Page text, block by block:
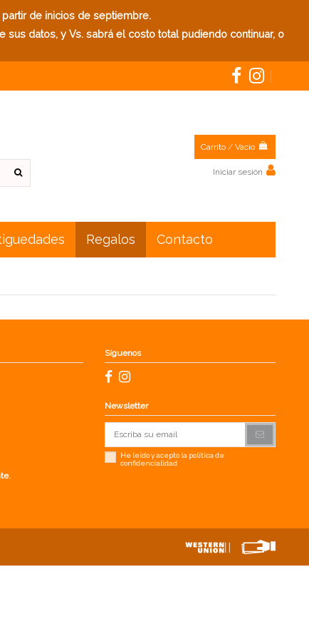
de inicios de septiembre.
datos, y Vs. sabrá el costo total pudiendo continuar, o
Carrito / Vacío
Iniciar sesión
Regalos Contacto
Síguenos
Newsletter
He leído y acepto la política de
confidencialidad